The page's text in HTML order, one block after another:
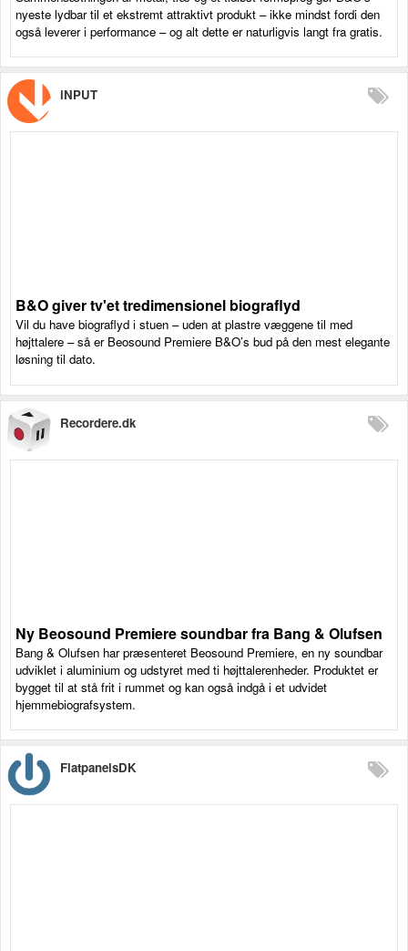
nyeste lydbar til et ekstremt attraktivt produkt – ikke mindst fordi den
også leverer i performance – og alt dette er naturligvis langt fra gratis.
iNPUT
B&O giver tv'et tredimensionel biograflyd
Vil du have biograflyd i stuen – uden at plastre væggene til med
højttalere – så er Beosound Premiere B&O’s bud på den mest elegante
løsning til dato.
Recordere.dk
Ny Beosound Premiere soundbar fra Bang & Olufsen
Bang & Olufsen har præsenteret Beosound Premiere, en ny soundbar
udviklet i aluminium og udstyret med ti højttalerenheder. Produktet er
bygget til at stå frit i rummet og kan også indgå i et udvidet
hjemmebiografsystem.
FlatpanelsDK